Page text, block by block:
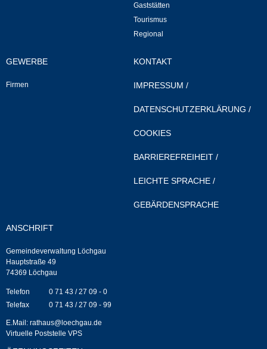
Evangelische Kirchengemeinde
Hallen- und Raumreservierung
Gaststätten
Tourismus
Regional
GEWERBE
Firmen
KONTAKT
IMPRESSUM /
DATENSCHUTZERKLÄRUNG /
COOKIES
BARRIEREFREIHEIT /
LEICHTE SPRACHE /
GEBÄRDENSPRACHE
ANSCHRIFT
Gemeindeverwaltung Löchgau
Hauptstraße 49
74369 Löchgau
Telefon
0 71 43 / 27 09 - 0
Telefax
0 71 43 / 27 09 - 99
E.Mail: rathaus@loechgau.de
Virtuelle Poststelle VPS